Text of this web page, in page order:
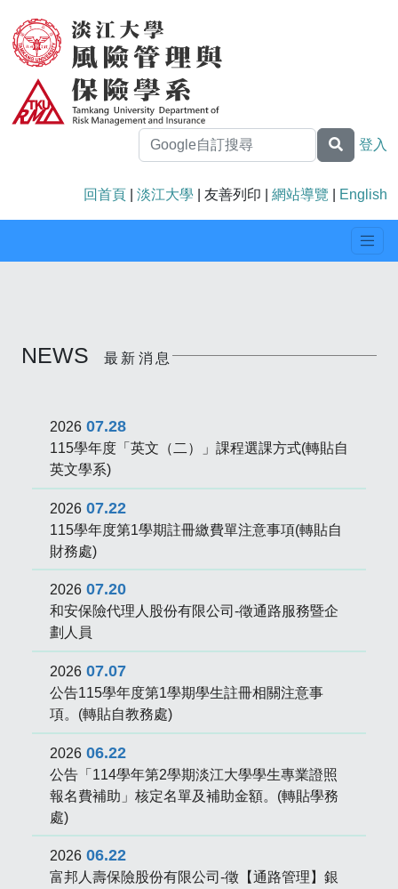
登入
回首頁 淡江大學 | 友善列印 | 網站導覽 English
NEWS 最新消息
2026 07.28
115學年度「英文（二）」課程選課方式(轉貼自
英文學系)
2026 07.22
115學年度第1學期註冊繳費單注意事項(轉貼自
財務處)
2026 07.20
和安保險代理人股份有限公司-徵通路服務暨企
劃人員
2026 07.07
公告115學年度第1學期學生註冊相關注意事
項。(轉貼自教務處)
2026 06.22
公告「114學年第2學期淡江大學學生專業證照
報名費補助」核定名單及補助金額。(轉貼學務
處)
2026 06.22
富邦人壽保險股份有限公司-徵【通路管理】銀